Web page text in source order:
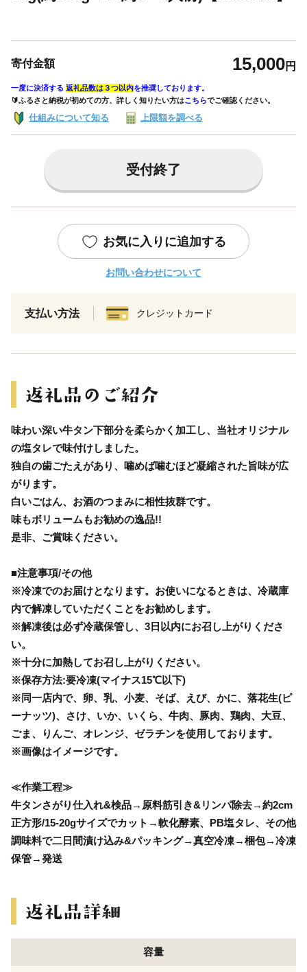
寄付金額 15,000円
一度に決済する 返礼品数は３つ以内を推奨しております。
🔰ふるさと納税が初めての方、詳しく知りたい方はこちらでご確認ください。
仕組みについて知る 上限額を調べる
受付終了
お気に入りに追加する
お問い合わせについて
支払い方法 クレジットカード
味わい深い牛タン下部分を柔らかく加工し、当社オリジナル
の塩タレで味付けしました。
独自の歯ごたえがあり、噛めば噛むほど凝縮された旨味が広
がります。
白いごはん、お酒のつまみに相性抜群です。
味もボリュームもお勧めの逸品!!
是非、ご賞味ください。
■注意事項/その他
※冷凍でのお届けとなります。お使いになるときは、冷蔵庫
内で解凍していただくことをお勧めします。
※解凍後は必ず冷蔵保管し、3日以内にお召し上がりくださ
い。
※十分に加熱してお召し上がりください。
※保存方法:要冷凍(マイナス15℃以下)
※同一店内で、卵、乳、小麦、そば、えび、かに、落花生(ピ
ーナッツ)、さけ、いか、いくら、牛肉、豚肉、鶏肉、大豆、
ごま、りんご、オレンジ、ゼラチンを使用しております。
※画像はイメージです。
≪作業工程≫
牛タンさがり仕入れ&検品→原料筋引き&リンパ除去→約2cm
正方形/15-20gサイズでカット→軟化酵素、PB塩タレ、その他
調味料で二日間漬け込み&パッキング→真空冷凍→梱包→冷凍
保管→発送
容量